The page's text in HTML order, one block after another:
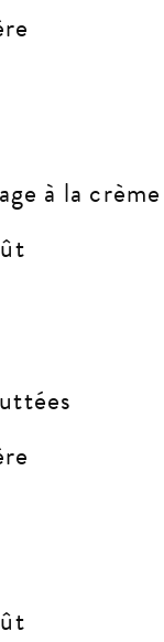
à la crème